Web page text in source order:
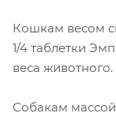
Кошкам весом
1/4 таблетки
веса животного.
Собакам